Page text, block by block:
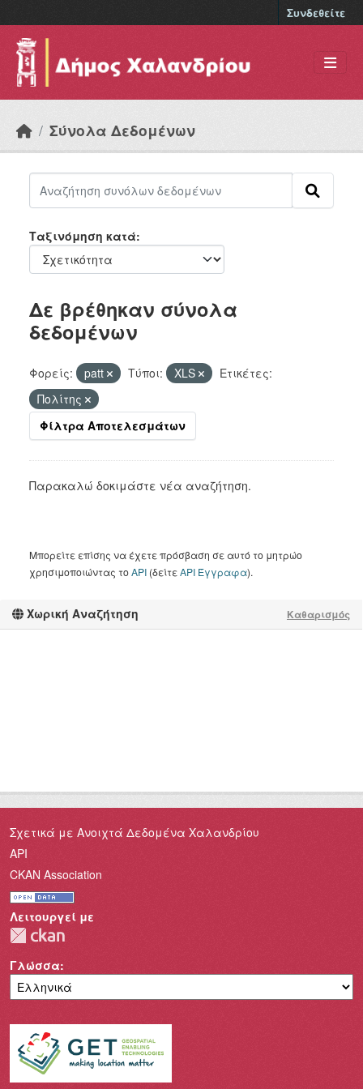
Συνδεθείτε
Σύνολα Δεδομένων
Χωρική Αναζήτηση Καθαρισμός
Ταξινόμηση κατά
Δε βρέθηκαν σύνολα
δεδομένων
Φορείς: patt Τύποι: XLS
Ετικέτες:
Πολίτης
Φίλτρα Αποτελεσμάτων
Παρακαλώ δοκιμάστε νέα αναζήτηση.
Μπορείτε επίσης να έχετε πρόσβαση σε αυτό το μητρώο
χρησιμοποιώντας τοAPI (δείτεAPI Έγγραφα).
Σχετικά με Ανοιχτά Δεδομένα Χαλανδρίου
API
CKAN Association
Λειτουργεί με
Γλώσσα